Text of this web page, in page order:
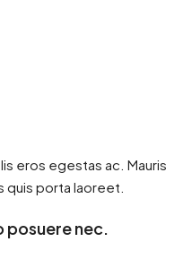
eros egestas ac. Mauris
quis porta laoreet.
posuere nec.